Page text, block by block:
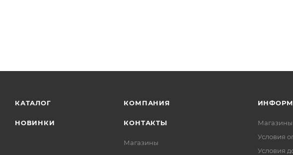
КАТАЛОГ
НОВИНКИ
КОМПАНИЯ
КОНТАКТЫ
Магазины
Магазины
Условия
Условия